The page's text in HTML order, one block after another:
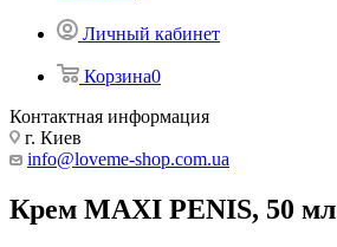
Личный кабинет
Корзина0
Контактная информация
г. Киев
info@loveme-shop.com.ua
Крем MAXI PENIS, 50 мл